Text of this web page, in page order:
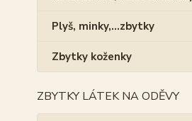
Plyš, minky,...zbytky
Zbytky koženky
ZBYTKY LÁTEK NA ODĚVY